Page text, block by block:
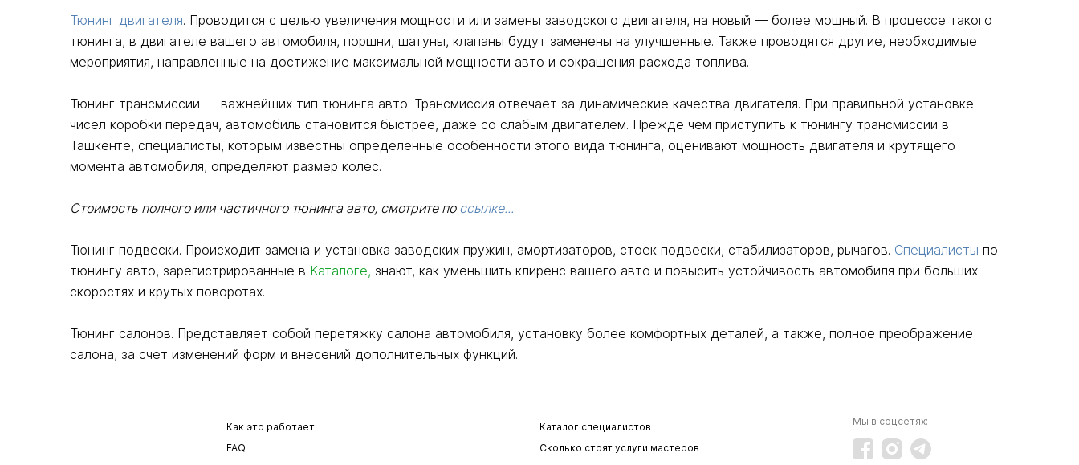
Тюнинг двигателя. Проводится с целью увеличения мощности или замены заводского двигателя, на новый — более мощный. В процессе такого
тюнинга, в двигателе вашего автомобиля, поршни, шатуны, клапаны будут заменены на улучшенные. Также проводятся другие, необходимые
мероприятия, направленные на достижение максимальной мощности авто и сокращения расхода топлива.
Тюнинг трансмиссии — важнейших тип тюнинга авто. Трансмиссия отвечает за динамические качества двигателя. При правильной установке
чисел коробки передач, автомобиль становится быстрее, даже со слабым двигателем. Прежде чем приступить к тюнингу трансмиссии в
Ташкенте, специалисты, которым известны определенные особенности этого вида тюнинга, оценивают мощность двигателя и крутящего
момента автомобиля, определяют размер колес.
Стоимость полного или частичного тюнинга авто, смотрите по ссылке...
Тюнинг подвески. Происходит замена и установка заводских пружин, амортизаторов, стоек подвески, стабилизаторов, рычагов. Специалисты по
тюнингу авто, зарегистрированные в Каталоге, знают, как уменьшить клиренс вашего авто и повысить устойчивость автомобиля при больших
скоростях и крутых поворотах.
Тюнинг салонов. Представляет собой перетяжку салона автомобиля, установку более комфортных деталей, а также, полное преображение
салона, за счет изменений форм и внесений дополнительных функций.
Как это работает
Каталог специалистов
FAQ
Сколько стоят услуги мастеров
Мы в соцсетях: